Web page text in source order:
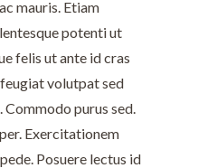
mauris. Etiam
potenti ut
felis ut ante id cras
volutpat sed
Commodo purus sed.
Exercitationem
Posuere lectus id